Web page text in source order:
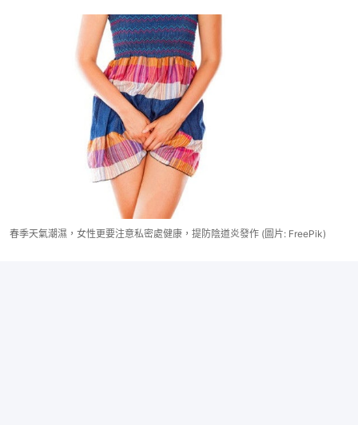
春季天氣潮濕，女性更要注意私密處健康，提防陰道炎發作 (圖片: FreePik)